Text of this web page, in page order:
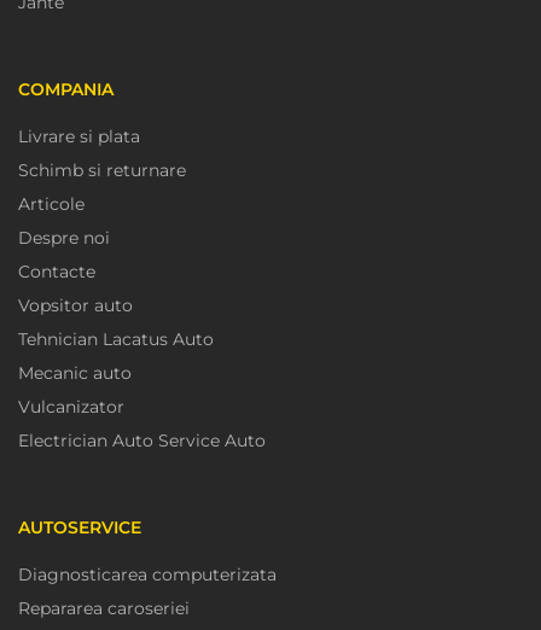
COMPANIA
Livrare si plata
Schimb si returnare
Articole
Despre noi
Contacte
Vopsitor auto
Tehnician Lacatus Auto
Mecanic auto
Vulcanizator
Electrician Auto Service Auto
AUTOSERVICE
Diagnosticarea computerizata
Repararea caroseriei